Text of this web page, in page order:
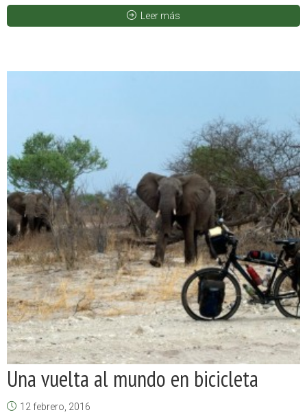
Leer más
Una vuelta al mundo en bicicleta
12 febrero, 2016